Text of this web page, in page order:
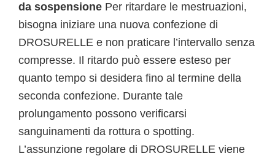
da sospensione Per ritardare le mestruazioni,
bisogna iniziare una nuova confezione di
DROSURELLE e non praticare l’intervallo senza
compresse. Il ritardo può essere esteso per
quanto tempo si desidera fino al termine della
seconda confezione. Durante tale
prolungamento possono verificarsi
sanguinamenti da rottura o spotting.
L’assunzione regolare di DROSURELLE viene